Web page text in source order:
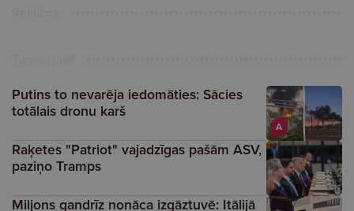
A
Putins to nevarēja iedomāties: Sācies
totālais dronu karš
Raķetes "Patriot" vajadzīgas pašām ASV,
paziņo Tramps
Miljons gandrīz nonāca izgāztuvē: Itālijā